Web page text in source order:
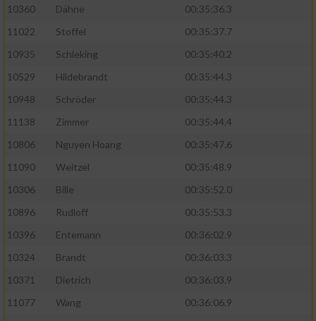
10360
Dähne
00:35:36.3
11022
Stoffel
00:35:37.7
10935
Schleking
00:35:40.2
10529
Hildebrandt
00:35:44.3
10948
Schröder
00:35:44.3
11138
Zimmer
00:35:44.4
10806
Nguyen Hoang
00:35:47.6
11090
Weitzel
00:35:48.9
10306
Bille
00:35:52.0
10896
Rudloff
00:35:53.3
10396
Entemann
00:36:02.9
10324
Brandt
00:36:03.3
10371
Dietrich
00:36:03.9
11077
Wang
00:36:06.9